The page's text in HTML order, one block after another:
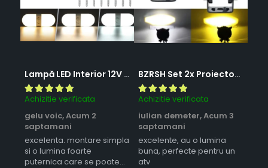
Lampă LED Interior 12V pentru Dubă, Camper și Rulotă - 180LED, 33 cm, 3 Temperaturii de Culoare, Intensitate Reglabilă, Iluminare Compartiment Marfă
Achizitie verificata
gelu voic,Acum 2
saptamani
excelenta. montare simpla
si o lumina foarte
puternica care se poate
BZRSH Set 2x Proiector LED Bufnita 50W Lupa 2 Faze Alb-Galben 12-24V Moto ATV
Achizitie verificata
iulian demeter,Acum 3
saptamani
excelente, au o lumina
buna, perfecte pentru un
atv